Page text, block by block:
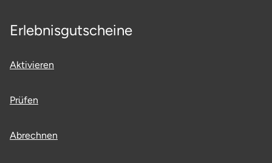
Erlebnisgutscheine
Aktivieren
Prüfen
Abrechnen
Pirna
Plön
Potsdam